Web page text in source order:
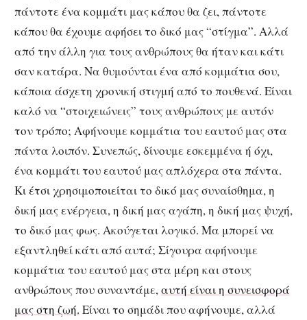
πάντοτε ένα κομμάτι μας κάπου θα ζει, πάντοτε
κάπου θα έχουμε αφήσει το δικό μας “στίγμα”. Αλλά
από την άλλη για τους ανθρώπους θα ήταν και κάτι
σαν κατάρα. Να θυμούνται ένα από κομμάτια σου,
κάποια άσχετη χρονική στιγμή από το πουθενά. Είναι
καλό να “στοιχειώνεις” τους ανθρώπους με αυτόν
τον τρόπο; Αφήνουμε κομμάτια του εαυτού μας στα
πάντα λοιπόν. Συνεπώς, δίνουμε εσκεμμένα ή όχι,
ένα κομμάτι του εαυτού μας απλόχερα στα πάντα.
Κι έτσι χρησιμοποιείται το δικό μας συναίσθημα, η
δική μας ενέργεια, η δική μας αγάπη, η δική μας ψυχή,
το δικό μας φως. Ακούγεται λογικό. Μα μπορεί να
εξαντληθεί κάτι από αυτά; Σίγουρα αφήνουμε
κομμάτια του εαυτού μας στα μέρη και στους
ανθρώπους που συναντάμε,αυτή είναι η συνεισφορά
μας στη ζωή. Είναι το σημάδι που αφήνουμε, αλλά